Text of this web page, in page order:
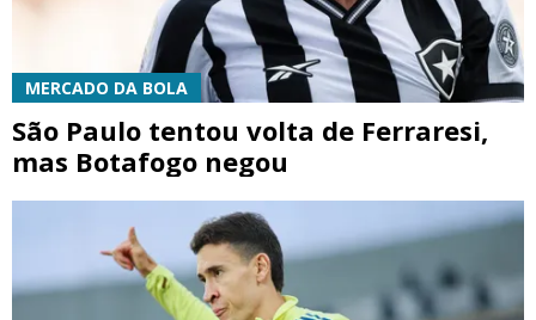
MERCADO DA BOLA
São Paulo tentou volta de Ferraresi,
mas Botafogo negou